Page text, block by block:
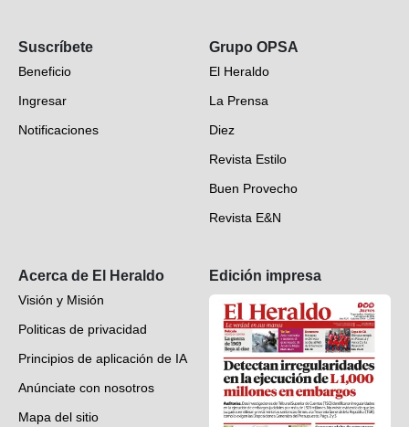
EH Verifica
Fotogalerías
Deportes
Videos
Suscríbete
Beneficio
Ingresar
Notificaciones
Grupo OPSA
El Heraldo
La Prensa
Diez
Revista Estilo
Buen Provecho
Revista E&N
Acerca de El Heraldo
Visión y Misión
Politicas de privacidad
Principios de aplicación de IA
Anúnciate con nosotros
Mapa del sitio
Edición impresa